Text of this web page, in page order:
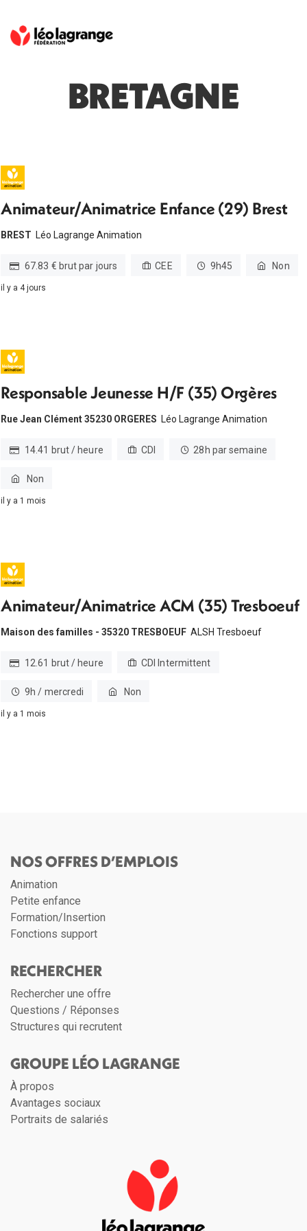
BRETAGNE
Animateur/Animatrice Enfance (29) Brest
BREST Léo Lagrange Animation
67.83 € brut par jours CEE 9h45 Non
il y a 4 jours
Responsable Jeunesse H/F (35) Orgères
Rue Jean Clément 35230 ORGERES Léo Lagrange Animation
14.41 brut / heure CDI 28h par semaine
Non
il y a 1 mois
Animateur/Animatrice ACM (35) Tresboeuf
Maison des familles - 35320 TRESBOEUF ALSH Tresboeuf
12.61 brut / heure CDI Intermittent
9h / mercredi Non
il y a 1 mois
NOS OFFRES D’EMPLOIS
Animation
Petite enfance
Formation/Insertion
Fonctions support
RECHERCHER
Rechercher une offre
Questions / Réponses
Structures qui recrutent
GROUPE LÉO LAGRANGE
À propos
Avantages sociaux
Portraits de salariés